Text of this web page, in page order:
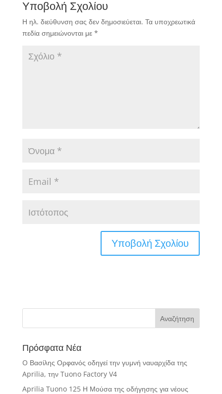
Υποβολή Σχολίου
Η ηλ. διεύθυνση σας δεν δημοσιεύεται. Τα υποχρεωτικά
πεδία σημειώνονται με *
Πρόσφατα Νέα
O Βασίλης Ορφανός οδηγεί την γυμνή ναυαρχίδα της
Aprilia, την Tuono Factory V4
Aprilia Tuono 125 Η Μούσα της οδήγησης για νέους